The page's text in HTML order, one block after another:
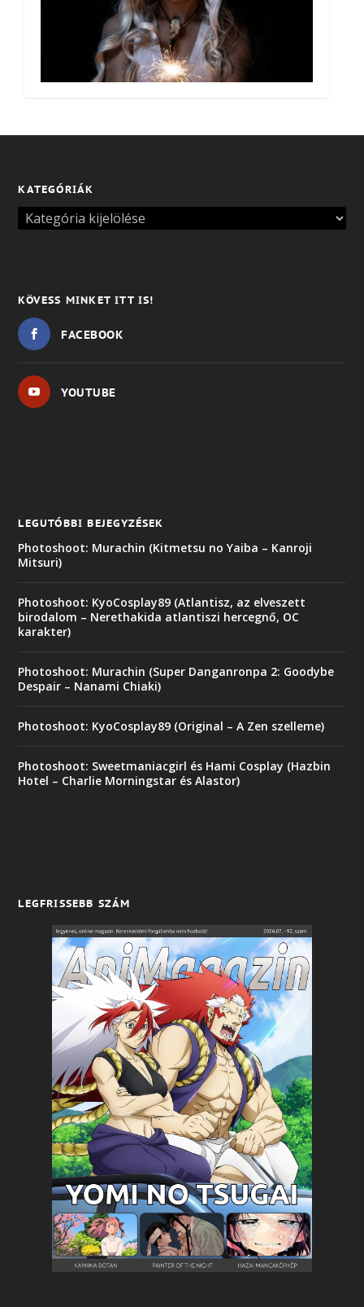
KATEGÓRIÁK
KÖVESS MINKET ITT IS!
FACEBOOK
YOUTUBE
LEGUTÓBBI BEJEGYZÉSEK
Photoshoot: Murachin (Kitmetsu no Yaiba – Kanroji
Mitsuri)
Photoshoot: KyoCosplay89 (Atlantisz, az elveszett
birodalom – Nerethakida atlantiszi hercegnő, OC
karakter)
Photoshoot: Murachin (Super Danganronpa 2: Goodybe
Despair – Nanami Chiaki)
Photoshoot: KyoCosplay89 (Original – A Zen szelleme)
Photoshoot: Sweetmaniacgirl és Hami Cosplay (Hazbin
Hotel – Charlie Morningstar és Alastor)
LEGFRISSEBB SZÁM